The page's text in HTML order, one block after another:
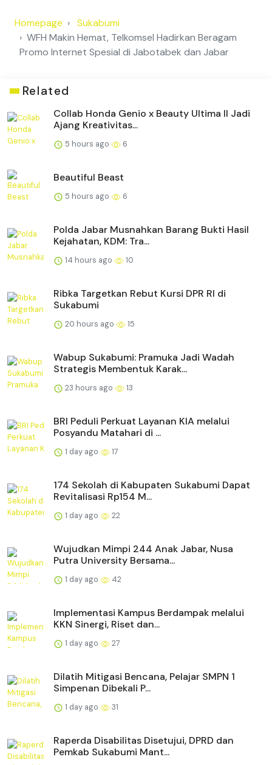
Homepage
Sukabumi
WFH Makin Hemat, Telkomsel Hadirkan Beragam
Promo Internet Spesial di Jabotabek dan Jabar
Related
Collab Honda Genio x Beauty Ultima II Jadi
Ajang Kreativitas...
5 hours ago 6
Beautiful Beast
5 hours ago 6
Polda Jabar Musnahkan Barang Bukti Hasil
Kejahatan, KDM: Tra...
14 hours ago 10
Ribka Targetkan Rebut Kursi DPR RI di
Sukabumi
20 hours ago 15
Wabup Sukabumi: Pramuka Jadi Wadah
Strategis Membentuk Karak...
23 hours ago 13
BRI Peduli Perkuat Layanan KIA melalui
Posyandu Matahari di ...
1 day ago 17
174 Sekolah di Kabupaten Sukabumi Dapat
Revitalisasi Rp154 M...
1 day ago 22
Wujudkan Mimpi 244 Anak Jabar, Nusa
Putra University Bersama...
1 day ago 42
Implementasi Kampus Berdampak melalui
KKN Sinergi, Riset dan...
1 day ago 27
Dilatih Mitigasi Bencana, Pelajar SMPN 1
Simpenan Dibekali P...
1 day ago 31
Raperda Disabilitas Disetujui, DPRD dan
Pemkab Sukabumi Mant...